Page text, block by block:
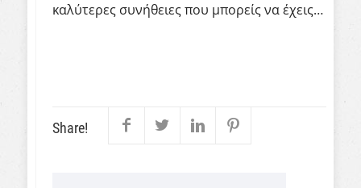
καλύτερες συνήθειες που μπορείς να έχεις…
Share!